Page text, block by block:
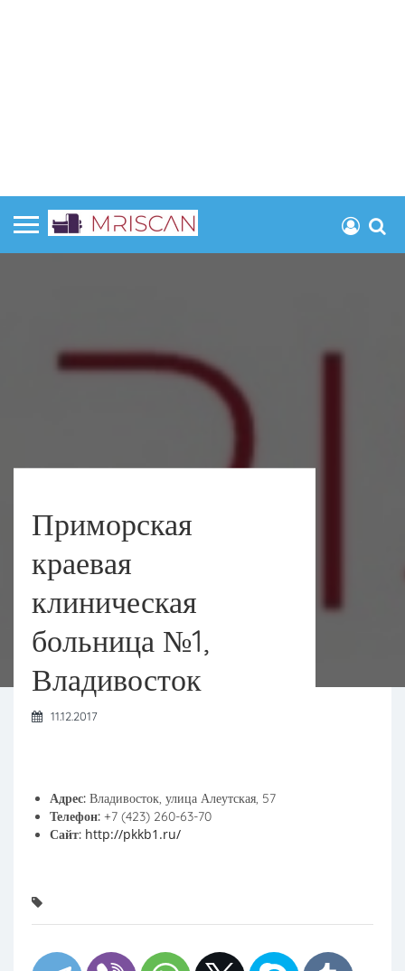
Приморская
краевая
клиническая
больница №1,
Владивосток
11.12.2017
Адрес: Владивосток, улица Алеутская, 57
Телефон: +7 (423) 260-63-70
Сайт: http://pkkb1.ru/